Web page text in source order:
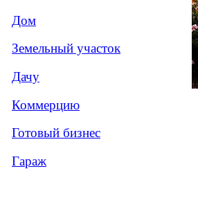
Дом
Земельный участок
Дачу
Коммерцию
Готовый бизнес
Гараж